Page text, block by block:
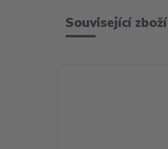
Související zboží